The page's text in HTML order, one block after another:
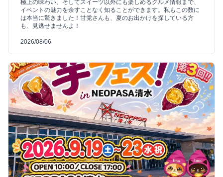
極上の味わい、そしてスイーツ以外にも楽しめるグルメ情報まで、
イベントの魅力を余すことなく知ることができます。私もこの数に
は本当に驚きました！甘党さんも、夏のお出かけを探している方
も、見逃せませんよ！
2026/08/06